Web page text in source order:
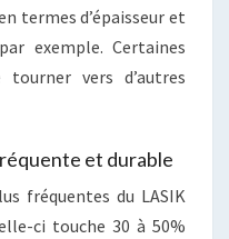
termes d’épaisseur et
exemple. Certaines
vers d’autres
et durable
fréquentes du LASIK
ci touche 30 à 50%